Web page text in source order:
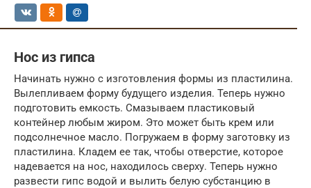
Нос из гипса
Начинать нужно с изготовления формы из пластилина.
Вылепливаем форму будущего изделия. Теперь нужно
подготовить емкость. Смазываем пластиковый
контейнер любым жиром. Это может быть крем или
подсолнечное масло. Погружаем в форму заготовку из
пластилина. Кладем ее так, чтобы отверстие, которое
надевается на нос, находилось сверху. Теперь нужно
развести гипс водой и вылить белую субстанцию в